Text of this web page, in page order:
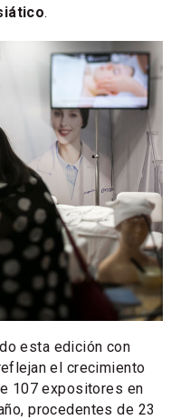
.
esta edición con
el crecimiento
107 expositores en
procedentes de 23